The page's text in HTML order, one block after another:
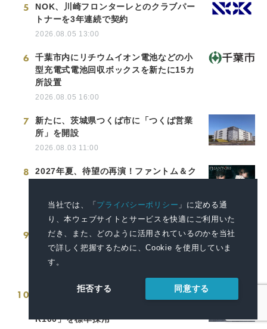
当社では、「プライバシーポリシー 」に定める通
り、本ウェブサイトとサービスを快適にご利用いた
だき、また、どのように活用されているのかを当社
で詳しく把握するために、Cookie を使用していま
す。
拒否する 同意する
5
NOK、川崎フロンターレとのクラブパー
トナーを3年連続で契約
2026.08.05 13:00
6
千葉市内にリチウムイオン電池などの小
型充電式電池回収ボックスを新たに15カ
所設置
2026.08.05 16:00
7
新たに、茨城県つくば市に「つくば営業
所」を開設
2026.08.03 11:00
8
2027年夏、待望の再演！ファントム＆ク
2026.08.06 12:00
9
令和８年度第２回 市営住宅の入居者募集
について
2026.07.31 16:30
10
積水ハウスが住宅向け製品として国内初
R100」を標準採用